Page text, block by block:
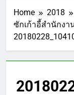
Home 2018
ซักเก้าอี้สำนักงา